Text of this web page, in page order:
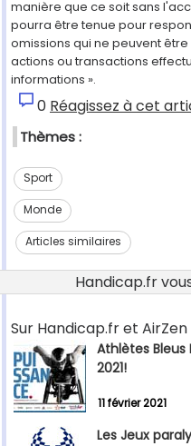
manière que ce soit sans
pourra être tenue pour
omissions qui ne peuvent
actions ou transactions
informations ».
0 Réagissez à cet
Thèmes :
Sport
Monde
Articles similaires
Handicap.fr
Sur Handicap.fr et AirZen
Athlètes Bleus
2021!
11 février 2021
Les Jeux